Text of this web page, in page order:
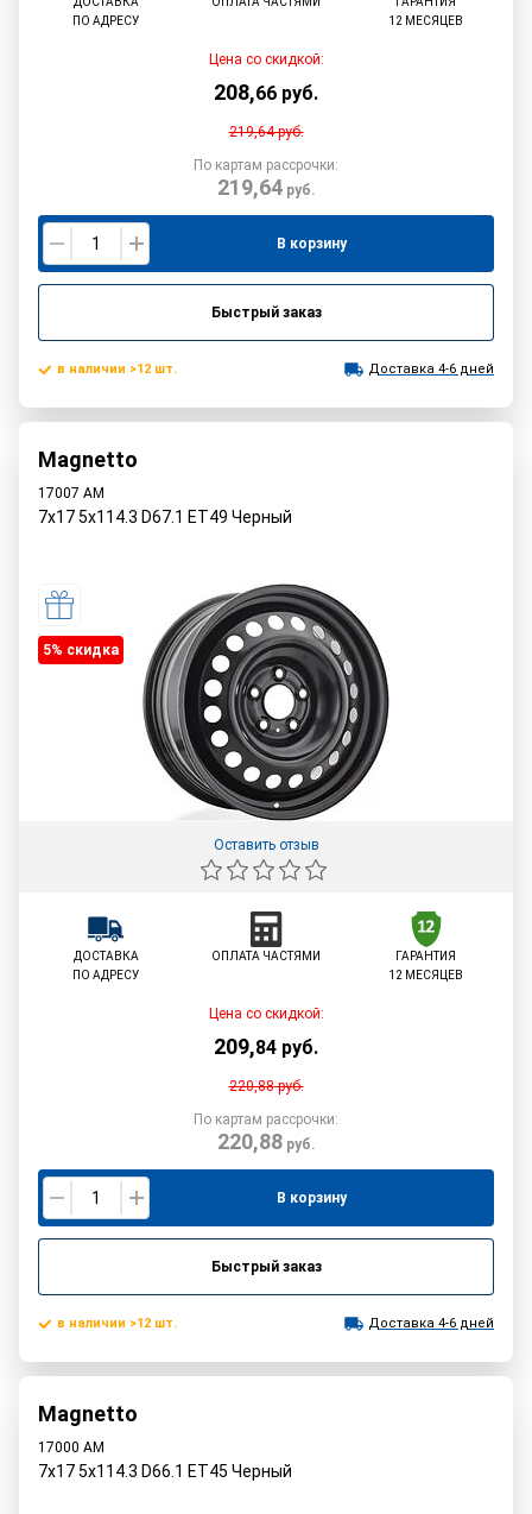
ПО АДРЕСУ
12 МЕСЯЦЕВ
Цена со скидкой:
208,66 руб.
219,64руб.
По картам рассрочки:
219,64руб.
В корзину
Быстрый заказ
в наличии >12 шт. Доставка 4-6 дней
Magnetto
17007 AM
7x17 5x114.3 D67.1 ET49 Черный
5% cкидка
Оставить отзыв
ДОСТАВКА
ПО АДРЕСУ
ОПЛАТА ЧАСТЯМИ
ГАРАНТИЯ
12 МЕСЯЦЕВ
Цена со скидкой:
209,84 руб.
220,88руб.
По картам рассрочки:
220,88руб.
В корзину
Быстрый заказ
в наличии >12 шт. Доставка 4-6 дней
Magnetto
17000 AM
7x17 5x114.3 D66.1 ET45 Черный